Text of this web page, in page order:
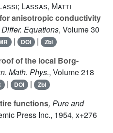
Lassas, Matti
anisotropic conductivity
Equations, Volume 30
| DOI | Zbl
of the local Borg-
Math. Phys., Volume 218
| DOI | Zbl
functions, Pure and
Press Inc., 1954, x+276